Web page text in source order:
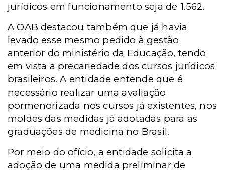
jurídicos em funcionamento seja de 1.562.
A OAB destacou também que já havia
levado esse mesmo pedido à gestão
anterior do ministério da Educação, tendo
em vista a precariedade dos cursos jurídicos
brasileiros. A entidade entende que é
necessário realizar uma avaliação
pormenorizada nos cursos já existentes, nos
moldes das medidas já adotadas para as
graduações de medicina no Brasil.
Por meio do ofício, a entidade solicita a
adoção de uma medida preliminar de